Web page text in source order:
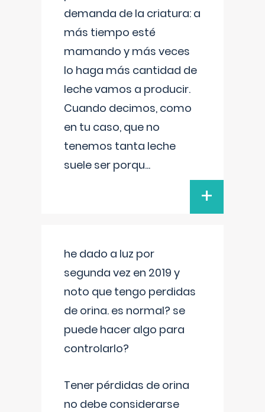
demanda de la criatura: a
más tiempo esté
mamando y más veces
lo haga más cantidad de
leche vamos a producir.
Cuando decimos, como
en tu caso, que no
tenemos tanta leche
suele ser porqu...
+
he dado a luz por
segunda vez en 2019 y
noto que tengo perdidas
de orina. es normal? se
puede hacer algo para
controlarlo?
Tener pérdidas de orina
no debe considerarse